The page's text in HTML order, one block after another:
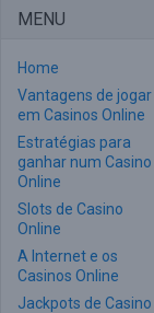
MENU
Home
Vantagens de jogar
em Casinos Online
Estratégias para
ganhar num Casino
Online
Slots de Casino
Online
A Internet e os
Casinos Online
Jackpots de Casino